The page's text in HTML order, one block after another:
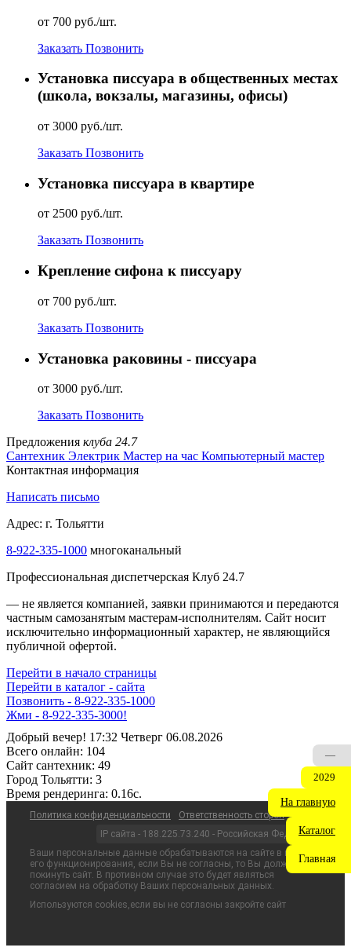
от 700 руб./шт.
Заказать Позвонить
Установка писсуара в общественных местах
(школа, вокзалы, магазины, офисы)
от 3000 руб./шт.
Заказать Позвонить
Установка писсуара в квартире
от 2500 руб./шт.
Заказать Позвонить
Крепление сифона к писсуару
от 700 руб./шт.
Заказать Позвонить
Установка раковины - писсуара
от 3000 руб./шт.
Заказать Позвонить
Предложения клуба 24.7
Сантехник Электрик Мастер на час Компьютерный мастер
Контактная информация
Написать письмо
Адрес: г. Тольятти
8-922-335-2000 многоканальный
Профессиональная диспетчерская Клуб 24.7
— не является компанией, заявки принимаются и передаются
частным самозанятым мастерам‑исполнителям. Сайт носит
исключительно информационный характер, не являющийся
публичной офертой.
Перейти в начало страницы
Перейти в каталог - сайта
Позвонить - 8-922-335-1000
ДИСПЕТЧЕР НА СВЯЗИ - 8-922-335-1000
Добрый вечер! 17:32 Четверг 06.08.2026
Всего онлайн: 104
Сайт cантехник: 49
Город Тольятти: 3
Время рендеринга: 0.16c.
Политика конфиденциальности
Ответственность сторон
IP сайта - 188.225.73.240 - Российская Федерация
Ваши персональные данные обрабатываются на сайте в целях
его функционирования, если Вы не согласны, то Вы должны
покинуть сайт. В противном случае это будет являться
согласием на обработку Ваших персональных данных.
Используются cookies,если вы не согласны закройте сайт
—
2029
На главную
Каталог
Главная